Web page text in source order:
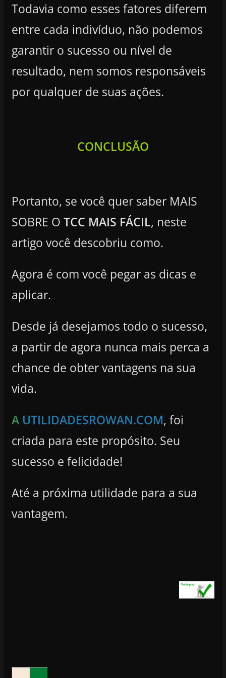
Todavia como esses fatores diferem
entre cada indivíduo, não podemos
garantir o sucesso ou nível de
resultado, nem somos responsáveis
por qualquer de suas ações.
CONCLUSÃO
Portanto, se você quer saber MAIS
SOBRE O TCC MAIS FÁCIL, neste
artigo você descobriu como.
Agora é com você pegar as dicas e
aplicar.
Desde já desejamos todo o sucesso,
a partir de agora nunca mais perca a
chance de obter vantagens na sua
vida.
A UTILIDADESROWAN.COM, foi
criada para este propósito. Seu
sucesso e felicidade!
Até a próxima utilidade para a sua
vantagem.